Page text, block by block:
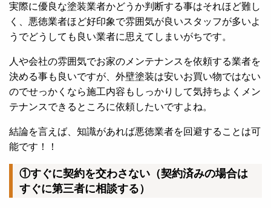
実際に優良な塗装業者かどうか判断する事はそれほど難し
く、悪徳業者ほど好印象で雰囲気が良いスタッフが多いよ
うでどうしても良い業者に思えてしまいがちです。
人や会社の雰囲気でお家のメンテナンスを依頼する業者を
決める事も良いですが、外壁塗装は安いお買い物ではない
のでせっかくなら施工内容もしっかりして気持ちよくメン
テナンスできるところに依頼したいですよね。
結論を言えば、知識があれば悪徳業者を回避することは可
能です！！
①すぐに契約を交わさない（契約済みの場合は
すぐに第三者に相談する）